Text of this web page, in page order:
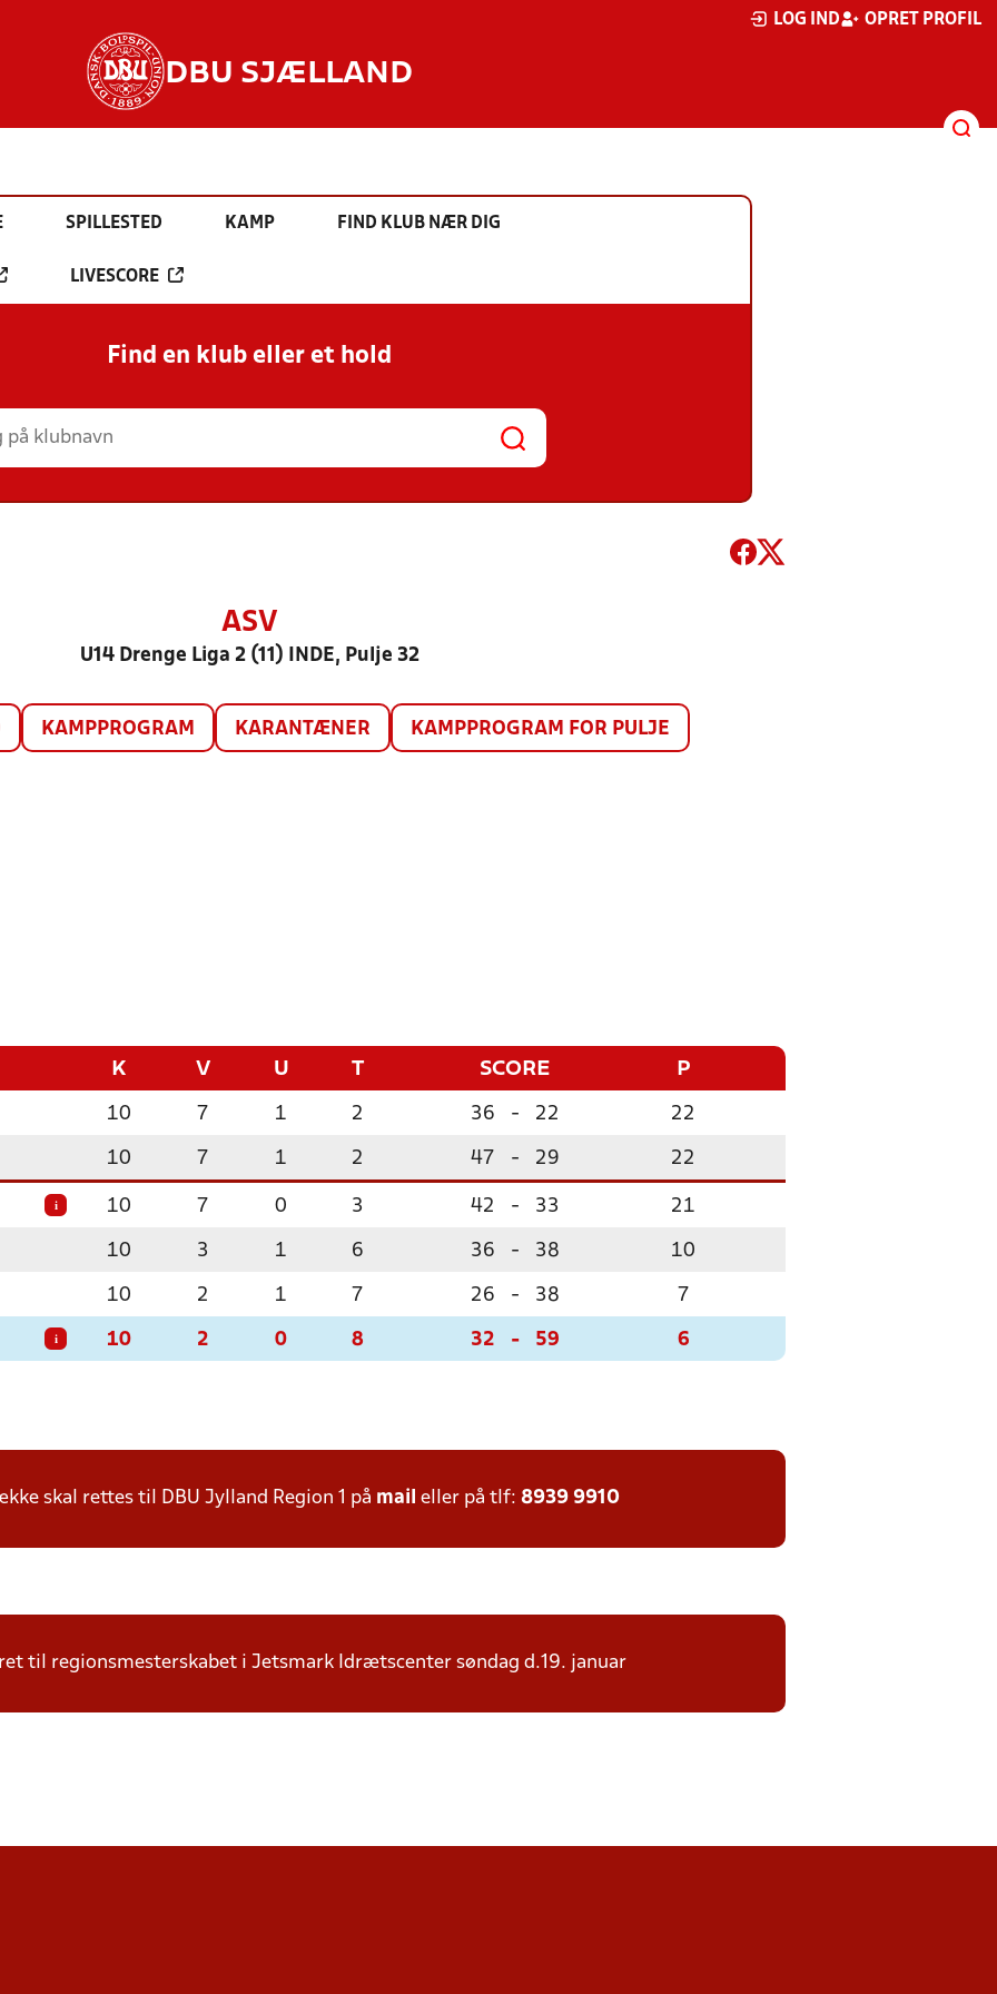
LOG IND OPRET PROFIL
DBU SJÆLLAND
SPILLESTED KAMP FIND KLUB NÆR DIG
LIVESCORE
Find en klub eller et hold
ASV
U14 Drenge Liga 2 (11) INDE, Pulje 32
KAMPPROGRAM KARANTÆNER KAMPPROGRAM FOR PULJE
K V U T SCORE P
10 7 1 2 36 - 22 22
10 7 1 2 47 - 29 22
i 10 7 0 3 42 - 33 21
10 3 1 6 36 - 38 10
10 2 1 7 26 - 38 7
i 10 2 0 8 32 - 59 6
skal rettes til DBU Jylland Region 1 på mail eller på tlf: 8939 9910
til regionsmesterskabet i Jetsmark Idrætscenter søndag d.19. januar